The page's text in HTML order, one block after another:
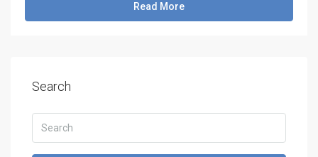
Read More
Search